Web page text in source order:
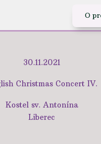
O
30.11.2021
Christmas Concert IV.
Kostel sv. Antonína
Liberec